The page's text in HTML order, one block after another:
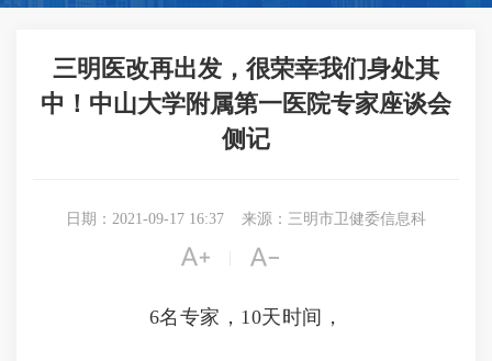
三明医改再出发，很荣幸我们身处其
中！中山大学附属第一医院专家座谈会
侧记
日期：2021-09-17 16:37 来源：三明市卫健委信息科
 
6名专家，10天时间，